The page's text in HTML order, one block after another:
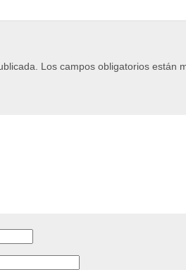
Los campos obligatorios están